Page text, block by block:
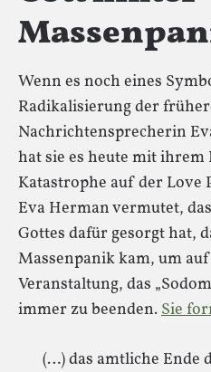
Wenn es noch eines
Radikalisierung der
Nachrichtensprecherin
hat sie es heute mit
Katastrophe auf der Love
Eva Herman vermutet,
Gottes dafür gesorgt hat,
Massenpanik kam, um
Veranstaltung, das
immer zu beenden.Sie
(…) das amtliche Ende